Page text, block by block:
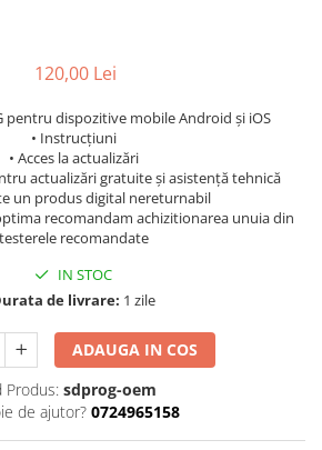
120,00 Lei
pentru dispozitive mobile Android și iOS
• Instrucțiuni
• Acces la actualizări
actualizări gratuite și asistență tehnică
un produs digital nereturnabil
recomandam achizitionarea unuia din
testerele recomandate
IN STOC
de livrare: 1 zile
ADAUGA IN COS
Produs: sdprog-oem
de ajutor? 0724965158